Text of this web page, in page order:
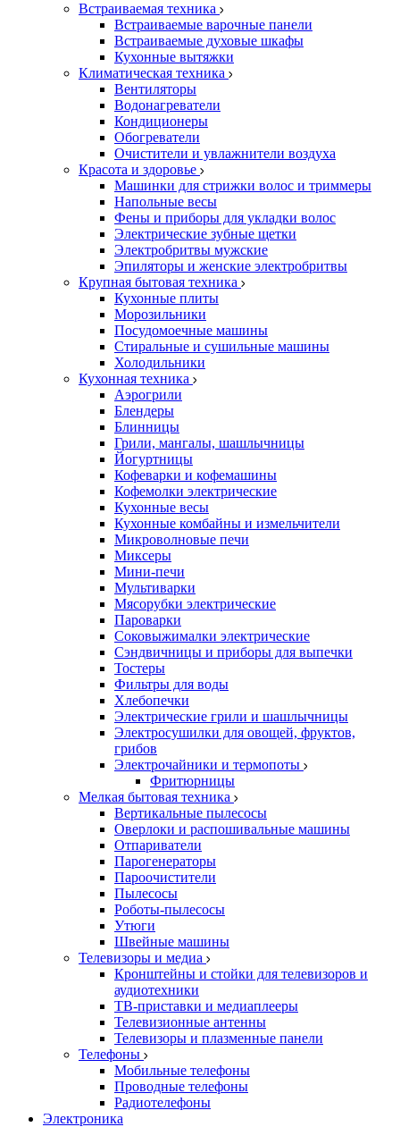
Встраиваемая техника
Встраиваемые варочные панели
Встраиваемые духовые шкафы
Кухонные вытяжки
Климатическая техника
Вентиляторы
Водонагреватели
Кондиционеры
Обогреватели
Очистители и увлажнители воздуха
Красота и здоровье
Машинки для стрижки волос и триммеры
Напольные весы
Фены и приборы для укладки волос
Электрические зубные щетки
Электробритвы мужские
Эпиляторы и женские электробритвы
Крупная бытовая техника
Кухонные плиты
Морозильники
Посудомоечные машины
Стиральные и сушильные машины
Холодильники
Кухонная техника
Аэрогрили
Блендеры
Блинницы
Грили, мангалы, шашлычницы
Йогуртницы
Кофеварки и кофемашины
Кофемолки электрические
Кухонные весы
Кухонные комбайны и измельчители
Микроволновые печи
Миксеры
Мини-печи
Мультиварки
Мясорубки электрические
Пароварки
Соковыжималки электрические
Сэндвичницы и приборы для выпечки
Тостеры
Фильтры для воды
Хлебопечки
Электрические грили и шашлычницы
Электросушилки для овощей, фруктов,
грибов
Электрочайники и термопоты
Фритюрницы
Мелкая бытовая техника
Вертикальные пылесосы
Оверлоки и распошивальные машины
Отпариватели
Парогенераторы
Пароочистители
Пылесосы
Роботы-пылесосы
Утюги
Швейные машины
Телевизоры и медиа
Кронштейны и стойки для телевизоров и
аудиотехники
ТВ-приставки и медиаплееры
Телевизионные антенны
Телевизоры и плазменные панели
Телефоны
Мобильные телефоны
Проводные телефоны
Радиотелефоны
Электроника